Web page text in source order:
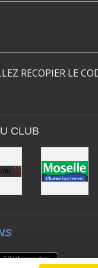
RECOPIER LE
CLUB